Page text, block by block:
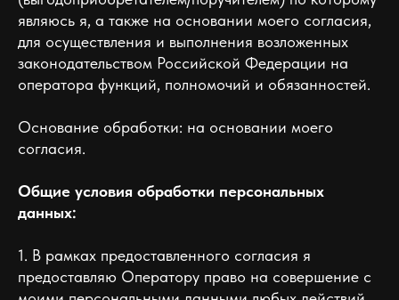
являюсь я, а также на основании моего согласия,
для осуществления и выполнения возложенных
законодательством Российской Федерации на
оператора функций, полномочий и обязанностей.
Основание обработки: на основании моего
согласия.
Общие условия обработки персональных
данных:
1. В рамках предоставленного согласия я
предоставляю Оператору право на совершение с